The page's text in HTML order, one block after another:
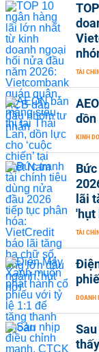
TÀI
dồn
KINH
lãi
'hụt
TÀI
DOANH